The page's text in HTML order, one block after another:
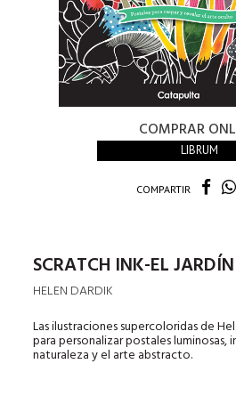
COMPRAR
LIBRUM
COMPARTIR
SCRATCH INK-EL
HELEN DARDIK
Las ilustraciones supercoloridas de
para personalizar postales luminosas,
naturaleza y el arte abstracto.